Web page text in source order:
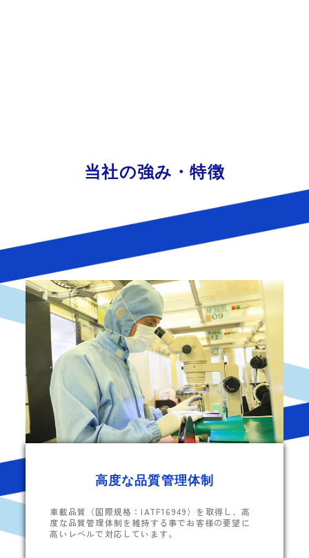
当社の強み・特徴
高度な品質管理体制
車載品質（国際規格：IATF16949）を取得し、高
度な品質管理体制を維持する事でお客様の要望に
高いレベルで対応しています。